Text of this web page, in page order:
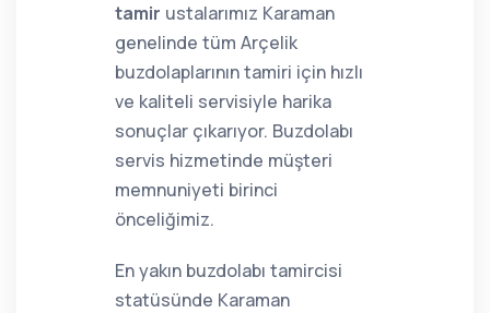
tamir ustalarımız Karaman
genelinde tüm Arçelik
buzdolaplarının tamiri için hızlı
ve kaliteli servisiyle harika
sonuçlar çıkarıyor. Buzdolabı
servis hizmetinde müşteri
memnuniyeti birinci
önceliğimiz.
En yakın buzdolabı tamircisi
statüsünde Karaman